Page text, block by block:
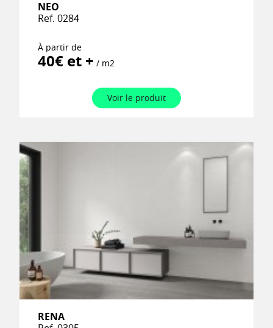
NEO
Ref. 0284
À partir de
40€ et + / m2
Voir le produit
RENA